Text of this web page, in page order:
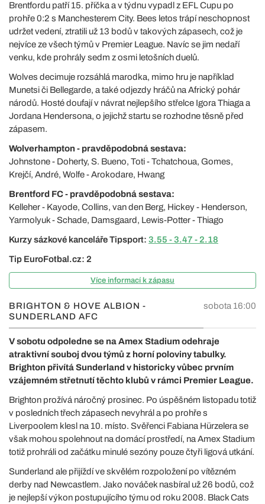
Brentfordu patří 15. příčka a v týdnu vypadl z EFL Cupu po
prohře 0:2 s Manchesterem City. Bees letos trápí neschopnost
udržet vedení, ztratili už 13 bodů v takových zápasech, což je
nejvíce ze všech týmů v Premier League. Navíc se jim nedaří
venku, kde prohrály sedm z osmi letošních duelů.
Wolves decimuje rozsáhlá marodka, mimo hru je například
Munetsi či Bellegarde, a také odjezdy hráčů na Africký pohár
národů. Hosté doufají v návrat nejlepšího střelce Igora Thiaga a
Jordana Hendersona, o jejichž startu se rozhodne těsně před
zápasem.
Wolverhampton - pravděpodobná sestava:
Johnstone - Doherty, S. Bueno, Toti - Tchatchoua, Gomes,
Krejčí, André, Wolfe - Arokodare, Hwang
Brentford FC - pravděpodobná sestava:
Kelleher - Kayode, Collins, van den Berg, Hickey - Henderson,
Yarmolyuk - Schade, Damsgaard, Lewis-Potter - Thiago
Kurzy sázkové kanceláře Tipsport: 3.55 - 3.47 - 2.18
Tip EuroFotbal.cz: 2
Více informací k zápasu
BRIGHTON & HOVE ALBION -
SUNDERLAND AFC
sobota 16:00
V sobotu odpoledne se na Amex Stadium odehraje
atraktivní souboj dvou týmů z horní poloviny tabulky.
Brighton přivítá Sunderland v historicky vůbec prvním
vzájemném střetnutí těchto klubů v rámci Premier League.
Brighton prožívá náročný prosinec. Po úspěšném listopadu totiž
v posledních třech zápasech nevyhrál a po prohře s
Liverpoolem klesl na 10. místo. Svěřenci Fabiana Hürzelera se
však mohou spolehnout na domácí prostředí, na Amex Stadium
totiž prohráli od začátku minulé sezóny pouze čtyři ligová utkání.
Sunderland ale přijíždí ve skvělém rozpoložení po vítězném
derby nad Newcastlem. Jako nováček nasbíral už 26 bodů, což
je nejlepší výkon postupujícího týmu od roku 2008. Black Cats